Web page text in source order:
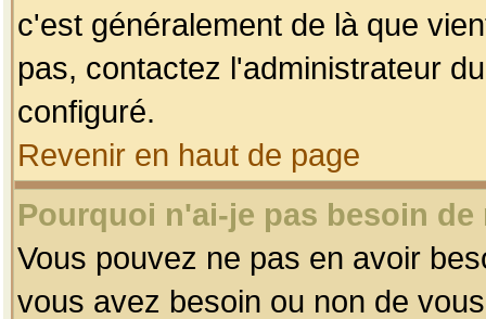
c'est généralement de là que
pas, contactez l'administrateur
configuré.
Revenir en haut de page
Pourquoi n'ai-je pas besoin
Vous pouvez ne pas en avoir
vous avez besoin ou non de